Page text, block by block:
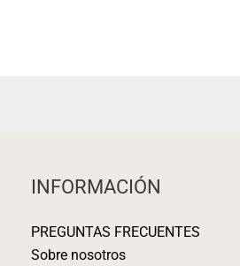
INFORMACIÓN
PREGUNTAS FRECUENTES
Sobre nosotros